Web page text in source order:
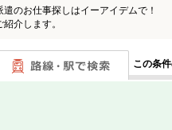
のお仕事探しはイーアイデムで！
介します。
この条